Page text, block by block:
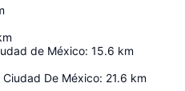
de México: 15.6 km
De México: 21.6 km